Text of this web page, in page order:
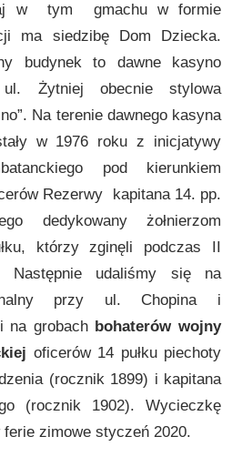
w tym gmachu w formie
ma siedzibę Dom Dziecka.
budynek to dawne kasyno
Żytniej obecnie stylowa
Na terenie dawnego kasyna
w 1976 roku z inicjatywy
pod kierunkiem
Rezerwy kapitana 14. pp.
dedykowany żołnierzom
którzy zginęli podczas II
Następnie udaliśmy się na
przy ul. Chopina i
na grobach bohaterów wojny
oficerów 14 pułku piechoty
(rocznik 1899) i kapitana
(rocznik 1902). Wycieczkę
zimowe styczeń 2020.